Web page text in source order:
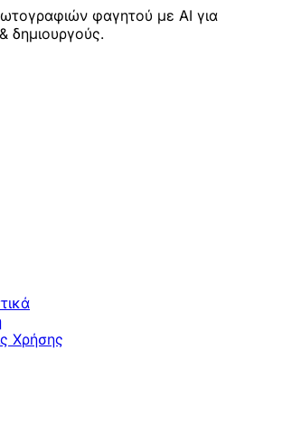
φαγητού με AI για
δημιουργούς.
Χρήσης